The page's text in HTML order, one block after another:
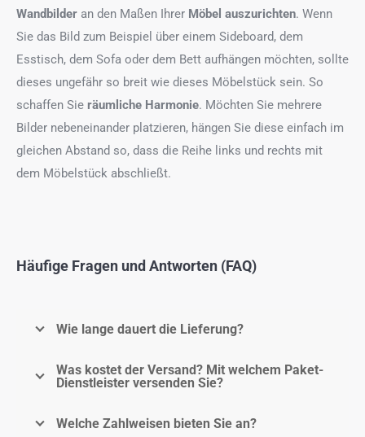
Wandbilder an den Maßen Ihrer Möbel auszurichten. Wenn
Sie das Bild zum Beispiel über einem Sideboard, dem
Esstisch, dem Sofa oder dem Bett aufhängen möchten, sollte
dieses ungefähr so breit wie dieses Möbelstück sein. So
schaffen Sie räumliche Harmonie. Möchten Sie mehrere
Bilder nebeneinander platzieren, hängen Sie diese einfach im
gleichen Abstand so, dass die Reihe links und rechts mit
dem Möbelstück abschließt.
Häufige Fragen und Antworten (FAQ)
Wie lange dauert die Lieferung?
Was kostet der Versand? Mit welchem Paket-
Dienstleister versenden Sie?
Welche Zahlweisen bieten Sie an?